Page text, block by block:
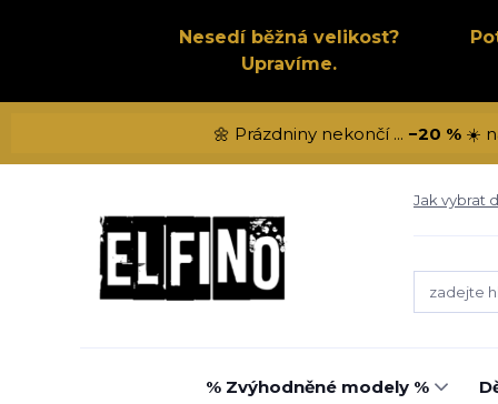
Nesedí běžná velikost?
Upravíme.
🌼 Prázdniny nekončí ... −20 %☀️
Jak vybrat
% Zvýhodněné modely %